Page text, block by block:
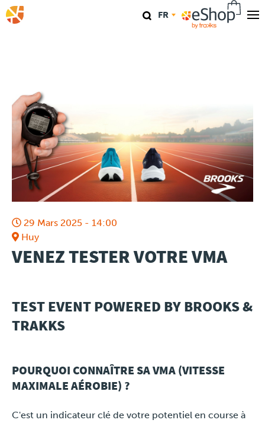
Aller
au
Coaching
Agenda
Clinics
Conférence
Course
Travel
Plus
Jobs
FR
29 Mars 2025 - 14:00
Huy
VENEZ TESTER VOTRE VMA
TEST EVENT POWERED BY BROOKS &
TRAKKS
POURQUOI CONNAÎTRE SA VMA (VITESSE
MAXIMALE AÉROBIE) ?
C'est un indicateur clé de votre potentiel en course à